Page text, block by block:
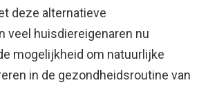
deze alternatieve
veel huisdiereigenaren nu
mogelijkheid om natuurlijke
in de gezondheidsroutine van